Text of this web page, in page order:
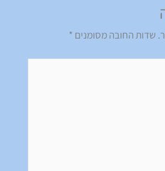
שדות החובה מסומנים *